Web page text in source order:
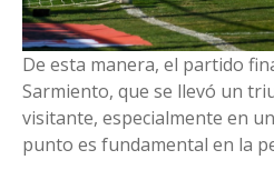
De esta manera, el partido
Sarmiento, que se llevó un
visitante, especialmente en
punto es fundamental en la